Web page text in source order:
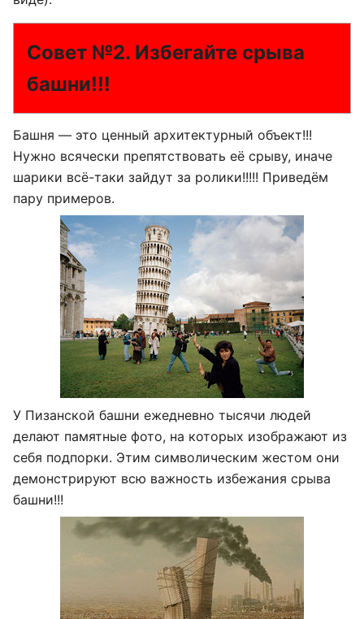
Совет №2. Избегайте срыва
башни!!!
Башня — это ценный архитектурный объект!!!
Нужно всячески препятствовать её срыву, иначе
шарики всё-таки зайдут за ролики!!!!! Приведём
пару примеров.
У Пизанской башни ежедневно тысячи людей
делают памятные фото, на которых изображают из
себя подпорки. Этим символическим жестом они
демонстрируют всю важность избежания срыва
башни!!!